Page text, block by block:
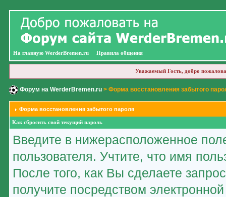
На главную WerderBremen.ru Правила общения
Уважаемый Гость, добро
Форум на WerderBremen.ru> Форма восстановления забытого
Форма восстановления забытого пароля
Как сбросить свой текущий пароль
Введите в нижерасположенное
пользователя. Учтите, что имя
После того, как Вы сделаете
получите посредством